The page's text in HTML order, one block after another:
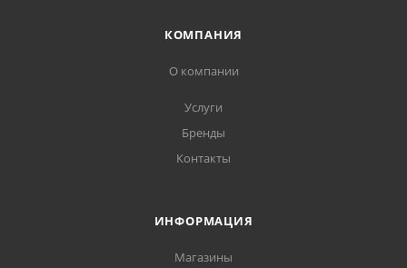
КОМПАНИЯ
О компании
Услуги
Бренды
Контакты
ИНФОРМАЦИЯ
Магазины